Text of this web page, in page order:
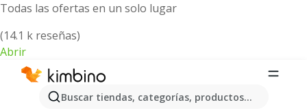
Todas las ofertas en un solo lugar
(14.1 k reseñas)
Abrir
Buscar tiendas, categorías, productos...
Oaxaca - Folletos y ofertas más